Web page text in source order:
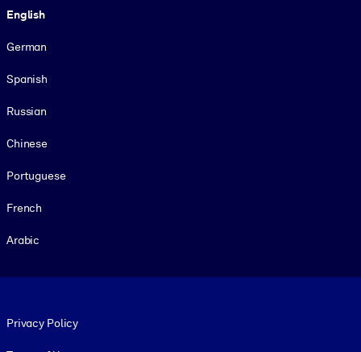
English
German
Spanish
Russian
Chinese
Portuguese
French
Arabic
Privacy Policy